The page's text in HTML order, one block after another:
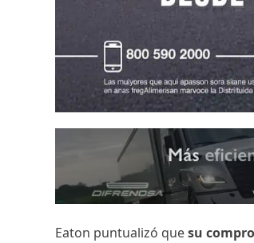
Eaton puntualizó quesu